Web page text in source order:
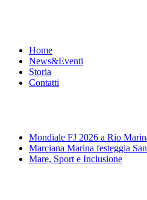
Home
News&Eventi
Storia
Contatti
Mondiale FJ 2026 a Rio
Marciana Marina festeggia
Mare, Sport e Inclusione